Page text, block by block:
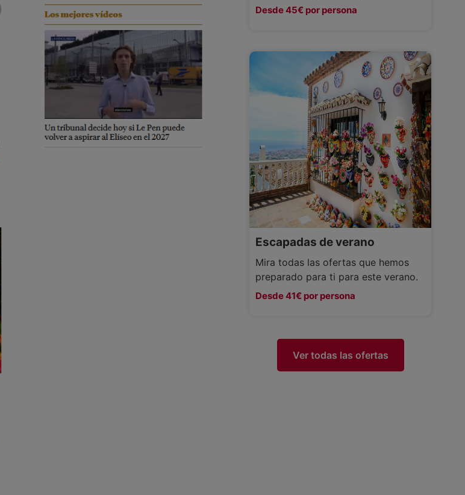
Desde 45€ por persona
Escapadas de verano
Mira todas las ofertas que hemos
preparado para ti para este verano.
Desde 41€ por persona
Ver todas las ofertas